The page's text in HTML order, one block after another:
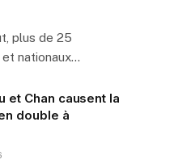
plus de 25
nationaux…
et Chan causent la
double à